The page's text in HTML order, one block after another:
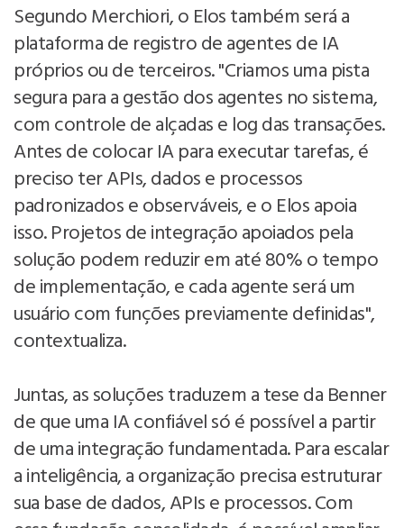
Segundo Merchiori, o Elos também será a
plataforma de registro de agentes de IA
próprios ou de terceiros. "Criamos uma pista
segura para a gestão dos agentes no sistema,
com controle de alçadas e log das transações.
Antes de colocar IA para executar tarefas, é
preciso ter APIs, dados e processos
padronizados e observáveis, e o Elos apoia
isso. Projetos de integração apoiados pela
solução podem reduzir em até 80% o tempo
de implementação, e cada agente será um
usuário com funções previamente definidas",
contextualiza.
Juntas, as soluções traduzem a tese da Benner
de que uma IA confiável só é possível a partir
de uma integração fundamentada. Para escalar
a inteligência, a organização precisa estruturar
sua base de dados, APIs e processos. Com